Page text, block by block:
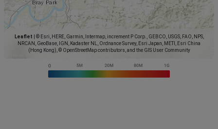
Leaflet
© Esri, HERE, Garmin, Intermap, increment P Corp., GEBCO, USGS, FAO, NPS,
NRCAN, GeoBase, IGN, Kadaster NL, Ordnance Survey, Esri Japan, METI, Esri China
(Hong Kong), © OpenStreetMap contributors, and the GIS User Community